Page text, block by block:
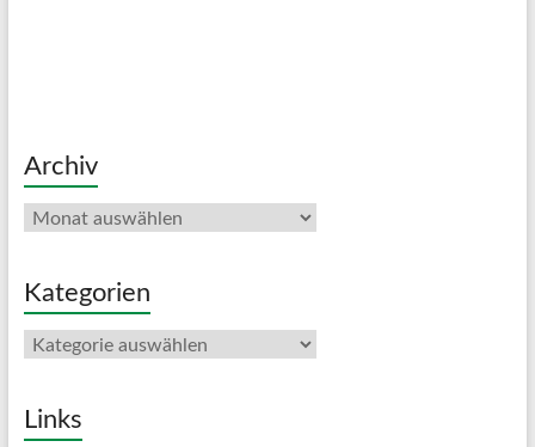
Archiv
Archiv
Kategorien
Kategorien
Links